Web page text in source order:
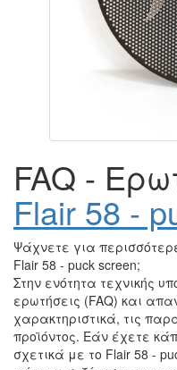
FAQ -
Flair 58 -
Ψάχνετε για
Flair 58 - puck screen;
Στην ενότητα τεχνικής
ερωτήσεις (FAQ) και
χαρακτηριστικά, τις
προϊόντος. Εάν έχετε
σχετικά με το Flair 58 -